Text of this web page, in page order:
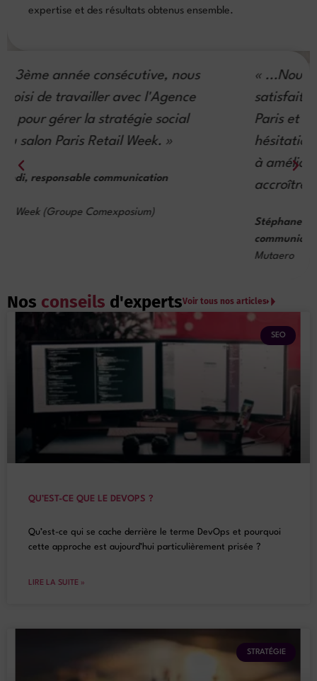
expertise et des résultats obtenus ensemble.
« ...Nous sommes vraiment très
satisfaits du service fourni par Maverick
Paris et nous les recommandons sans
hésitation à toute entreprise cherchant
à améliorer sa présence en ligne et à
accroître sa clientèle. »
Stéphane Pourtau, responsable marketing et
Nos conseils d'expertsVoir tous nos articles
SEO
QU’EST-CE QUE LE DEVOPS ?
Qu’est-ce qui se cache derrière le terme DevOps et pourquoi
cette approche est aujourd’hui particulièrement prisée ?
LIRE LA SUITE »
STRATÉGIE